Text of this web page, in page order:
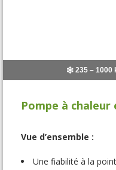
235 – 1000
Pompe à chaleur
Vue d’ensemble :
Une fiabilité à la